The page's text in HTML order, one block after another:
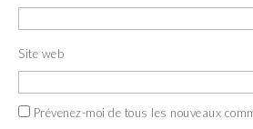
Site web
Prévenez-moi de tous les nouveaux